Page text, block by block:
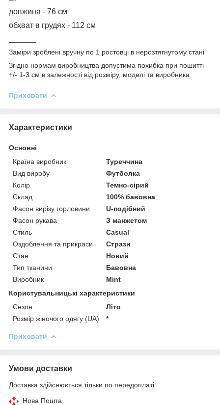
довжина - 76 см
обхват в грудях - 112 см
Заміри зроблені вручну по 1 ростовці в нерозтягнутому стані
Згідно нормам виробництва допустима похибка при пошитті
+/- 1-3 см в залежності від розміру, моделі та виробника
Приховати
Характеристики
Основні
Країна виробник
Туреччина
Вид виробу
Футболка
Колір
Темно-сірий
Склад
100% бавовна
Фасон вирізу горловини
U-подібний
Фасон рукава
З манжетом
Стиль
Casual
Оздоблення та прикраси
Стрази
Стан
Новий
Тип тканини
Бавовна
Виробник
Mint
Користувальницькі характеристики
Сезон
Літо
Розмір жіночого одягу (UA)
*
Приховати
Умови доставки
Доставка здійснюється тільки по передоплаті.
Нова Пошта